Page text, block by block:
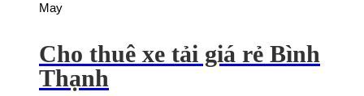
May
Cho thuê xe tải giá rẻ Bình
Thạnh